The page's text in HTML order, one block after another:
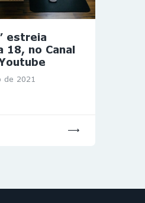
estreia
18, no Canal
de 2021